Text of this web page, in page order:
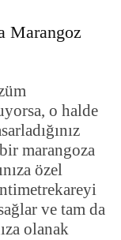
Marangoz
o halde
marangoza
özel
ve tam da
olanak